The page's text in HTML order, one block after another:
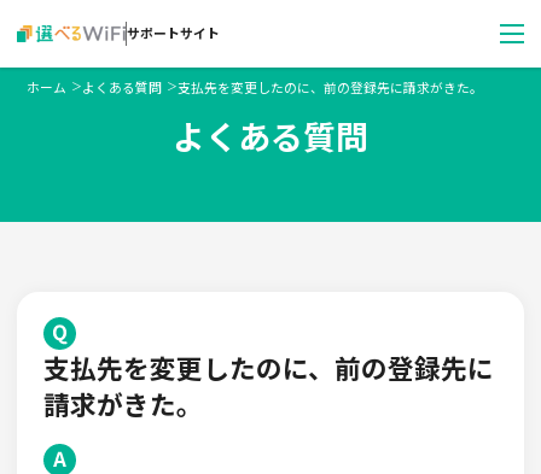
サポートサイト
ホーム ＞よくある質問 ＞支払先を変更したのに、前の登録先に請求がきた。
よくある質問
支払先を変更したのに、前の登録先に
請求がきた。